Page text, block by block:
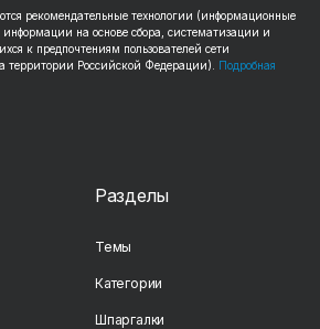
рекомендательные технологии (информационные
информации на основе сбора, систематизации и
к предпочтениям пользователей сети
территории Российской Федерации). Подробная
Разделы
Темы
Категории
Шпаргалки